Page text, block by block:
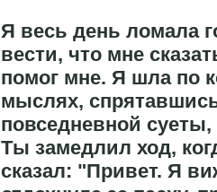
Я весь день ломала
вести, что мне
помог мне. Я шла по
мыслях,
повседневной
Ты замедлил ход,
сказал: "Привет. Я